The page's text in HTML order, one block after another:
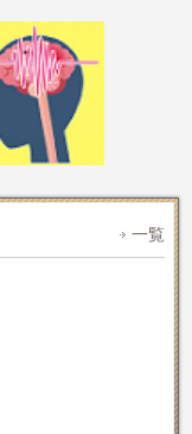
一覧